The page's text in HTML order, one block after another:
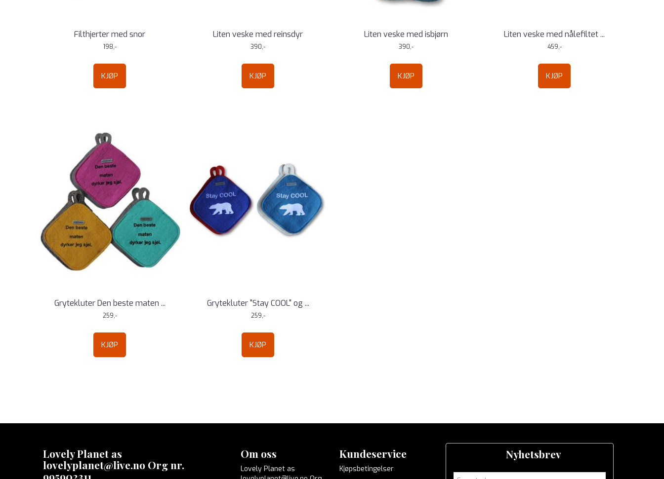
Filthjerter med snor
198,-
KJØP
Liten veske med reinsdyr
390,-
KJØP
Liten veske med isbjørn
390,-
KJØP
Liten veske med nålefiltet ...
459,-
KJØP
Grytekluter Den beste maten ...
259,-
KJØP
Grytekluter "Stay COOL" og ...
259,-
KJØP
Lovely Planet as
lovelyplanet@live.no Org nr.
995902311
Om oss
Lovely Planet as
Kundeservice
Kjøpsbetingelser
Nyhetsbrev